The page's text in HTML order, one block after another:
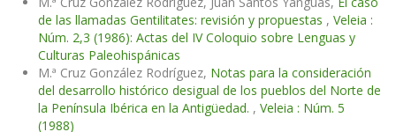
de las llamadas Gentilitates: revisión y propuestas , Veleia :
Núm. 2,3 (1986): Actas del IV Coloquio sobre Lenguas y
Culturas Paleohispánicas
M.ª Cruz González Rodríguez, Notas para la consideración
del desarrollo histórico desigual de los pueblos del Norte de
la Península Ibérica en la Antigüedad. , Veleia : Núm. 5
(1988)